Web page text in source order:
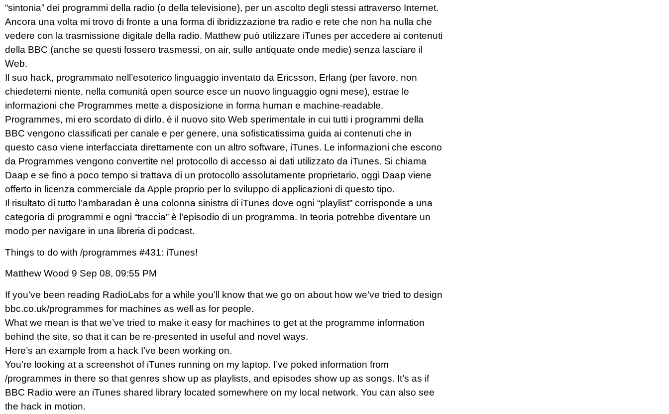
“sintonia” dei programmi della radio (o della televisione), per un ascolto degli stessi attraverso Internet.
Ancora una volta mi trovo di fronte a una forma di ibridizzazione tra radio e rete che non ha nulla che
vedere con la trasmissione digitale della radio. Matthew può utilizzare iTunes per accedere ai contenuti
della BBC (anche se questi fossero trasmessi, on air, sulle antiquate onde medie) senza lasciare il
Web.
Il suo hack, programmato nell’esoterico linguaggio inventato da Ericsson, Erlang (per favore, non
chiedetemi niente, nella comunità open source esce un nuovo linguaggio ogni mese), estrae le
informazioni che Programmes mette a disposizione in forma human e machine-readable.
Programmes, mi ero scordato di dirlo, è il nuovo sito Web sperimentale in cui tutti i programmi della
BBC vengono classificati per canale e per genere, una sofisticatissima guida ai contenuti che in
questo caso viene interfacciata direttamente con un altro software, iTunes. Le informazioni che escono
da Programmes vengono convertite nel protocollo di accesso ai dati utilizzato da iTunes. Si chiama
Daap e se fino a poco tempo si trattava di un protocollo assolutamente proprietario, oggi Daap viene
offerto in licenza commerciale da Apple proprio per lo sviluppo di applicazioni di questo tipo.
Il risultato di tutto l’ambaradan è una colonna sinistra di iTunes dove ogni “playlist” corrisponde a una
categoria di programmi e ogni “traccia” è l’episodio di un programma. In teoria potrebbe diventare un
modo per navigare in una libreria di podcast.
Things to do with /programmes #431: iTunes!
Matthew Wood 9 Sep 08, 09:55 PM
If you’ve been reading RadioLabs for a while you’ll know that we go on about how we’ve tried to design
bbc.co.uk/programmes for machines as well as for people.
What we mean is that we’ve tried to make it easy for machines to get at the programme information
behind the site, so that it can be re-presented in useful and novel ways.
Here’s an example from a hack I’ve been working on.
You’re looking at a screenshot of iTunes running on my laptop. I’ve poked information from
/programmes in there so that genres show up as playlists, and episodes show up as songs. It’s as if
BBC Radio were an iTunes shared library located somewhere on my local network. You can also see
the hack in motion.